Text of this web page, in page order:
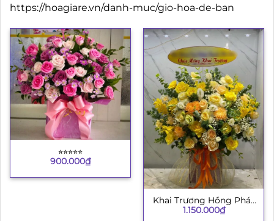
https://hoagiare.vn/danh-muc/gio-hoa-de-ban
⭐︎⭐︎⭐︎⭐︎⭐︎
900.000₫
Khai Trương Hồng Phát
8
1.150.000₫